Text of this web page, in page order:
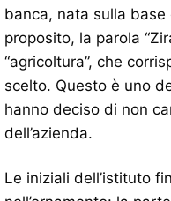
banca, nata sulla base
proposito, la parola
“agricoltura”, che
scelto. Questo è uno
hanno deciso di non
dell’azienda.
Le iniziali dell’istituto